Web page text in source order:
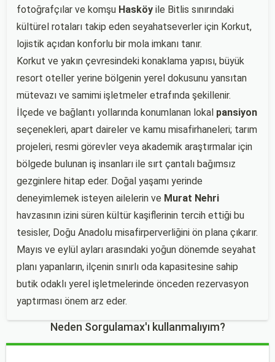
fotoğrafçılar ve komşu Hasköy ile Bitlis sınırındaki
kültürel rotaları takip eden seyahatseverler için Korkut,
lojistik açıdan konforlu bir mola imkanı tanır.
Korkut ve yakın çevresindeki konaklama yapısı, büyük
resort oteller yerine bölgenin yerel dokusunu yansıtan
mütevazı ve samimi işletmeler etrafında şekillenir.
İlçede ve bağlantı yollarında konumlanan lokal pansiyon
seçenekleri, apart daireler ve kamu misafirhaneleri; tarım
projeleri, resmi görevler veya akademik araştırmalar için
bölgede bulunan iş insanları ile sırt çantalı bağımsız
gezginlere hitap eder. Doğal yaşamı yerinde
deneyimlemek isteyen ailelerin ve Murat Nehri
havzasının izini süren kültür kaşiflerinin tercih ettiği bu
tesisler, Doğu Anadolu misafirperverliğini ön plana çıkarır.
Mayıs ve eylül ayları arasındaki yoğun dönemde seyahat
planı yapanların, ilçenin sınırlı oda kapasitesine sahip
butik odaklı yerel işletmelerinde önceden rezervasyon
yaptırması önem arz eder.
Neden Sorgulamax'ı kullanmalıyım?